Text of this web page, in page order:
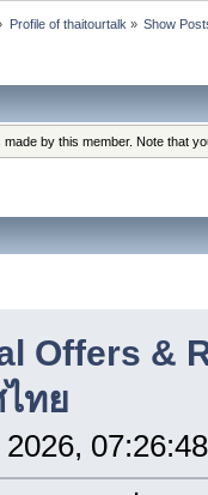
Profile of thaitourtalk » Show
by this member. Note that
Offers &
ทย